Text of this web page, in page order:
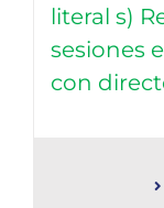
literal s)
sesiones
con